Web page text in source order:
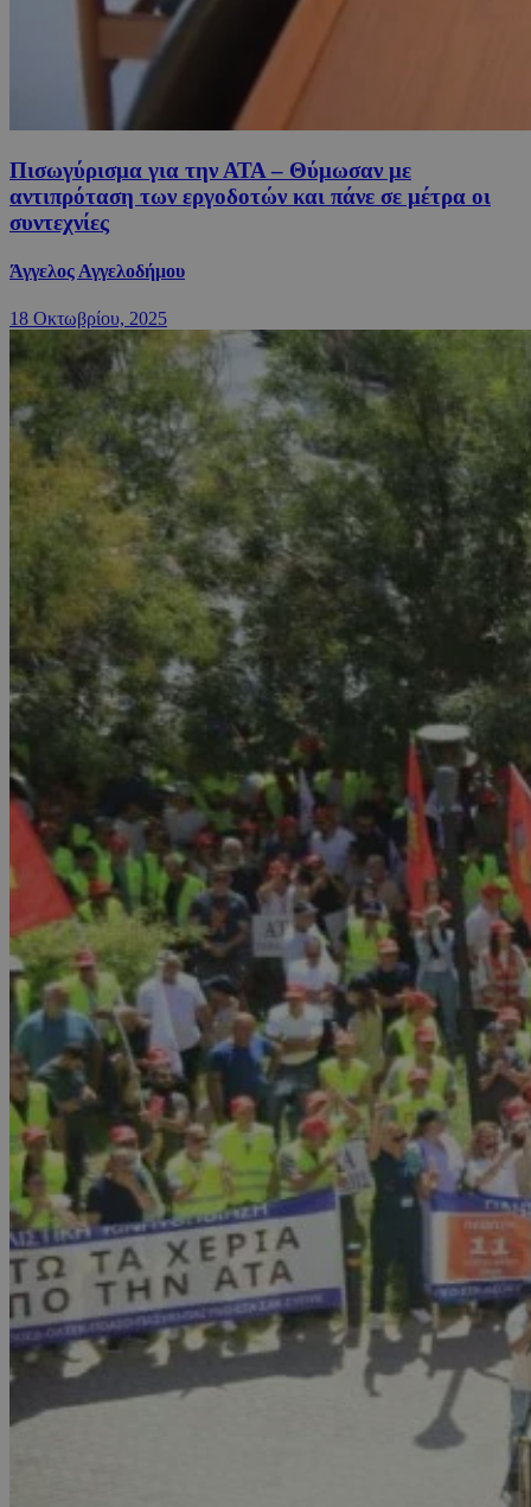
Πισωγύρισμα για την ΑΤΑ – Θύμωσαν με
αντιπρόταση των εργοδοτών και πάνε σε μέτρα οι
συντεχνίες
Άγγελος Αγγελοδήμου
18 Οκτωβρίου, 2025